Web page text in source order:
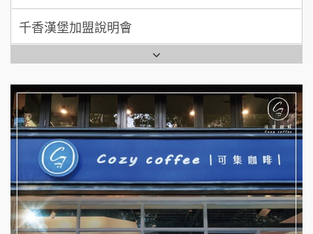
全家加盟說明會
台灣G湯加盟說明會
彭富貴加盟說明會
NU PASTA義大利麵加盟說明會
潮鍋癮加盟說明會
蓁伙烤倆吃加盟說明會
七盞茶加盟說明會
拉亞漢堡加盟說明會
杜芳子古味茶鋪加盟說明會
優握握×酸奶大獅加盟說明會
冬城門加盟說明會
拾鑶火鍋加盟說明會